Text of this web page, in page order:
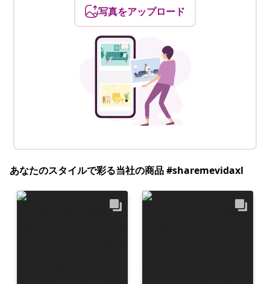
写真をアップロード
あなたのスタイルで彩る当社の商品 #sharemevidaxl